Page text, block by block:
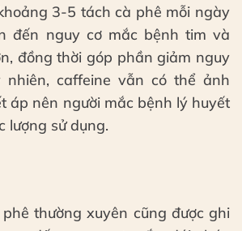
3-5 tách cà phê mỗi ngày
đến nguy cơ mắc bệnh tim và
đồng thời góp phần giảm nguy
nhiên, caffeine vẫn có thể ảnh
áp nên người mắc bệnh lý huyết
lượng sử dụng.
thường xuyên cũng được ghi